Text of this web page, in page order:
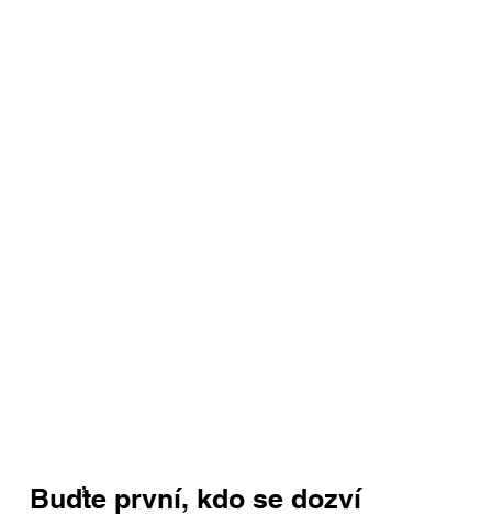
Buďte první, kdo se dozví